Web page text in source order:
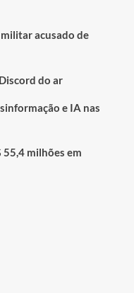
acusado de
do ar
e IA nas
55,4 milhões em